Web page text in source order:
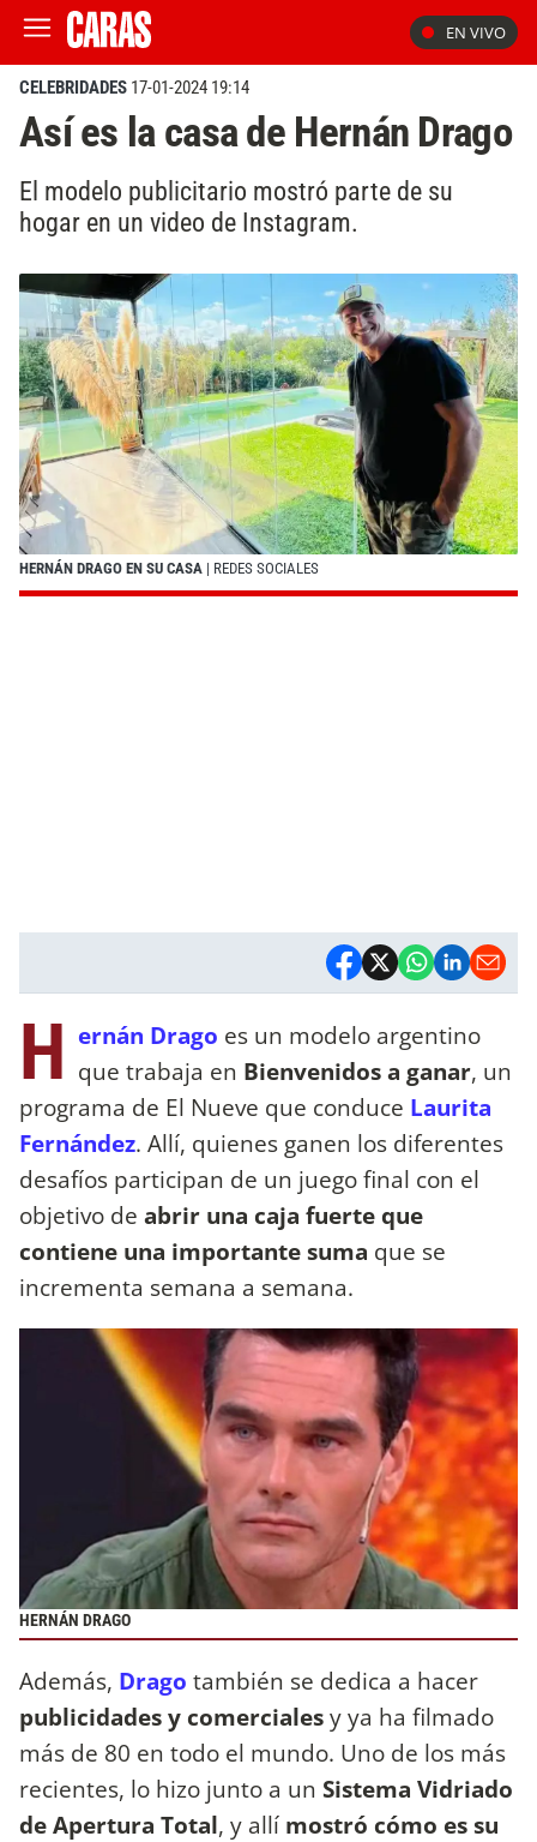
EN VIVO
CELEBRIDADES 17-01-2024 19:14
Así es la casa de Hernán Drago
El modelo publicitario mostró parte de su
hogar en un video de Instagram.
HERNÁN DRAGO EN SU CASA | REDES SOCIALES
H ernán Drago es un modelo argentino
que trabaja en Bienvenidos a ganar, un
programa de El Nueve que conduce Laurita
Fernández. Allí, quienes ganen los diferentes
desafíos participan de un juego final con el
objetivo de abrir una caja fuerte que
contiene una importante suma que se
incrementa semana a semana.
HERNÁN DRAGO
Además, Drago también se dedica a hacer
publicidades y comercialesy ya ha filmado
más de 80 en todo el mundo. Uno de los más
recientes, lo hizo junto a un Sistema Vidriado
de Apertura Total, y allí mostró cómo es su